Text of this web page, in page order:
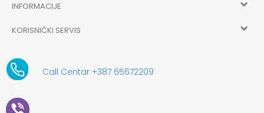
HILANDARSKA 32, ISTOČNO NOVO SARAJEVO, ISTOČNO
aksaonlinebih@aksabih.ba
5514802214205743
61-01-0052-11
INFORMACIJE
Zaposlenje
KORISNIČKI SERVIS
Uslovi korišćenja i prodaje
Call Centar +387 65672209